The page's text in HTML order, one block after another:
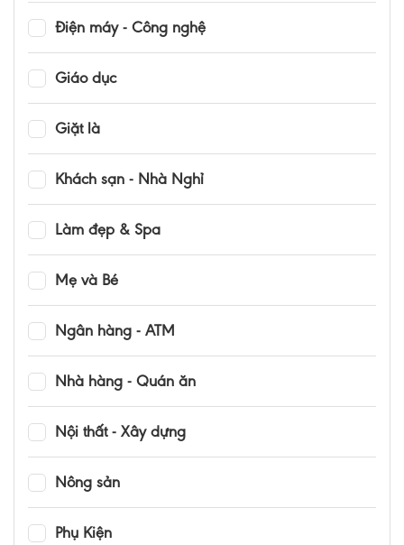
Điện máy - Công nghệ
Giáo dục
Giặt là
Khách sạn - Nhà Nghỉ
Làm đẹp & Spa
Mẹ và Bé
Ngân hàng - ATM
Nhà hàng - Quán ăn
Nội thất - Xây dựng
Nông sản
Phụ Kiện